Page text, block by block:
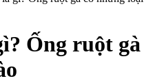
Ống ruột gà